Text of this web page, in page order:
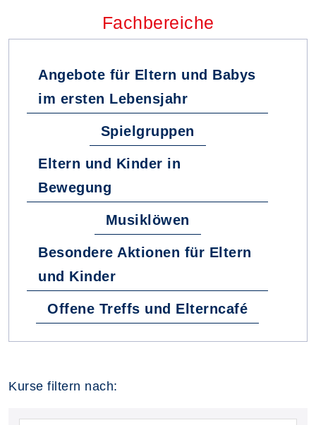
Fachbereiche
Angebote für Eltern und Babys
im ersten Lebensjahr
Spielgruppen
Eltern und Kinder in
Bewegung
Musiklöwen
Besondere Aktionen für Eltern
und Kinder
Offene Treffs und Elterncafé
Kurse filtern nach: